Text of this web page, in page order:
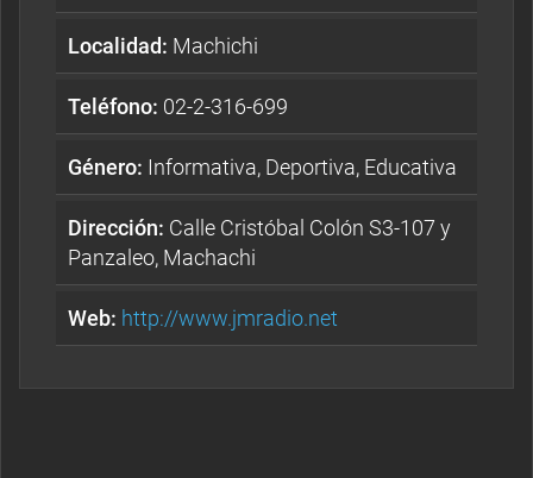
Localidad: Machichi
Teléfono: 02-2-316-699
Género: Informativa, Deportiva, Educativa
Dirección: Calle Cristóbal Colón S3-107 y
Panzaleo, Machachi
Web: http://www.jmradio.net